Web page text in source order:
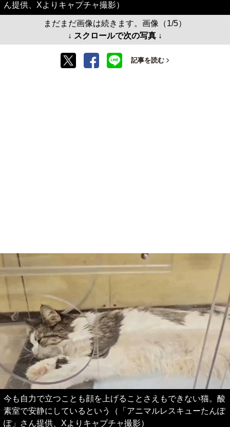
ん提供、Xよりキャプチャ撮影）
まだまだ画像は続きます。画像（1/5）
↓ スクロールで次の写真 ↓
記事を読む
今も自力で立つことも顔を上げることさえもできない猫。酸
素室で安静にしているという（「アニマルレスキューたんぽ
ぽ」さん提供、Xよりキャプチャ撮影）